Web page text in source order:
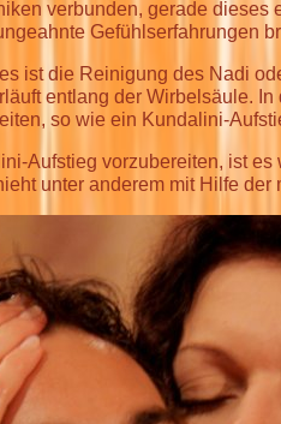
verbunden, gerade dieses
Gefühlserfahrungen
ist die Reinigung des Nadi
entlang der Wirbelsäule.
so wie ein Kundalini-
Aufstieg vorzubereiten, ist
unter anderem mit Hilfe der